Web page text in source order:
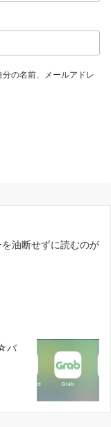
の名前、メールアドレ
を油断せずに読むのが
バ